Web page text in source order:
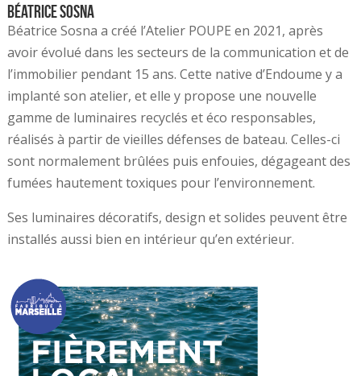
Béatrice Sosna
Béatrice Sosna a créé l’Atelier POUPE en 2021, après
avoir évolué dans les secteurs de la communication et de
l’immobilier pendant 15 ans. Cette native d’Endoume y a
implanté son atelier, et elle y propose une nouvelle
gamme de luminaires recyclés et éco responsables,
réalisés à partir de vieilles défenses de bateau. Celles-ci
sont normalement brûlées puis enfouies, dégageant des
fumées hautement toxiques pour l’environnement.
Ses luminaires décoratifs, design et solides peuvent être
installés aussi bien en intérieur qu’en extérieur.